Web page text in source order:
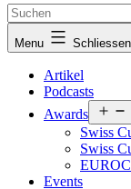
Menu Schliessen
Artikel
Podcasts
Awards
Swiss
Swiss
Events